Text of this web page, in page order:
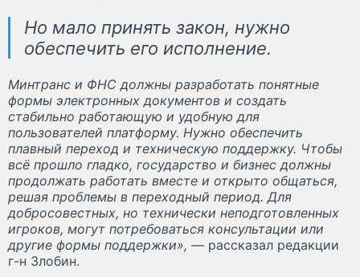
Но мало принять закон, нужно
обеспечить его исполнение.
Минтранс и ФНС должны разработать понятные
формы электронных документов и создать
стабильно работающую и удобную для
пользователей платформу. Нужно обеспечить
плавный переход и техническую поддержку. Чтобы
всё прошло гладко, государство и бизнес должны
продолжать работать вместе и открыто общаться,
решая проблемы в переходный период. Для
добросовестных, но технически неподготовленных
игроков, могут потребоваться консультации или
другие формы поддержки», — рассказал редакции
г-н Злобин.